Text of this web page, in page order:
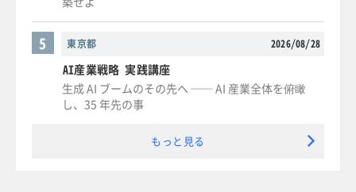
東京都 2026/08/28
5
AI産業戦略 実践講座
生成 AI ブームのその先へ ── AI 産業全体を俯瞰
し、35 年先の事
もっと見る